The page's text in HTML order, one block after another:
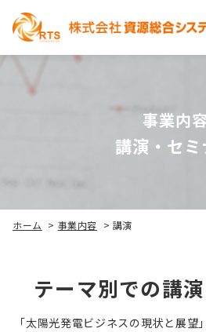
事業内
講演・セミ
ホーム > 事業内容 > 講演
テーマ別での講
「太陽光発電ビジネスの現状と展望